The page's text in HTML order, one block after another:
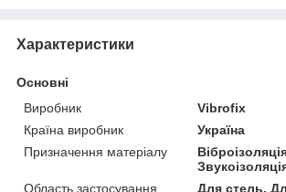
Характеристики
Основні
Виробник
Vibrofix
Країна виробник
Україна
Призначення матеріалу
Область застосування
Для стель,